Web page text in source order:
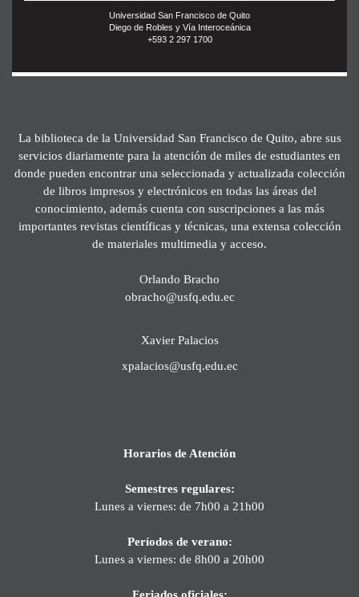
Universidad San Francisco de Quito
Diego de Robles y Vía Interoceánica
+593 2 297 1700
La biblioteca de la Universidad San Francisco de Quito, abre sus
servicios diariamente para la atención de miles de estudiantes en
donde pueden encontrar una seleccionada y actualizada colección
de libros impresos y electrónicos en todas las áreas del
conocimiento, además cuenta con suscripciones a las más
importantes revistas científicas y técnicas, una extensa colección
de materiales multimedia y acceso.
Orlando Bracho
obracho@usfq.edu.ec
Xavier Palacios
xpalacios@usfq.edu.ec
Horarios de Atención
Semestres regulares:
Lunes a viernes: de 7h00 a 21h00
Períodos de verano:
Lunes a viernes: de 8h00 a 20h00
Feriados oficiales: